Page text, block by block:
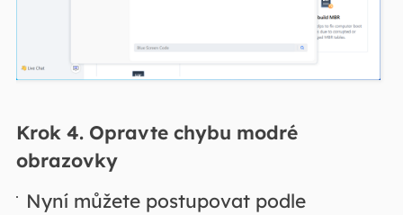
Krok 4. Opravte chybu modré
obrazovky
Nyní můžete postupovat podle